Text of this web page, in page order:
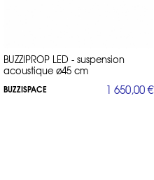
BUZZIPROP LED - suspension
acoustique ø45 cm
BUZZISPACE 1 650,00 €